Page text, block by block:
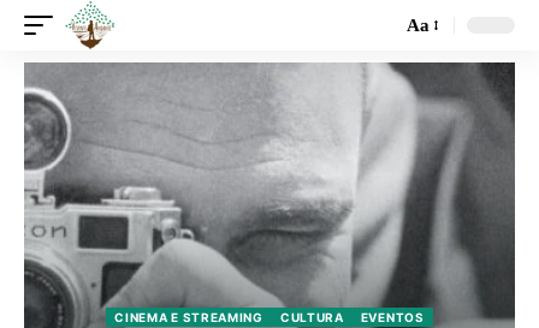
Aa
CINEMA E STREAMING CULTURA EVENTOS